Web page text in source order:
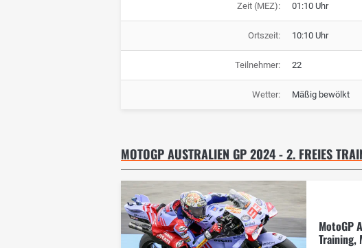
Zeit (MEZ): 01:10 Uhr
Ortszeit: 10:10 Uhr
Teilnehmer: 22
Wetter: Mäßig bewölkt
MOTOGP AUSTRALIEN GP 2024 - 2. FREIES
MotoGP
Training,